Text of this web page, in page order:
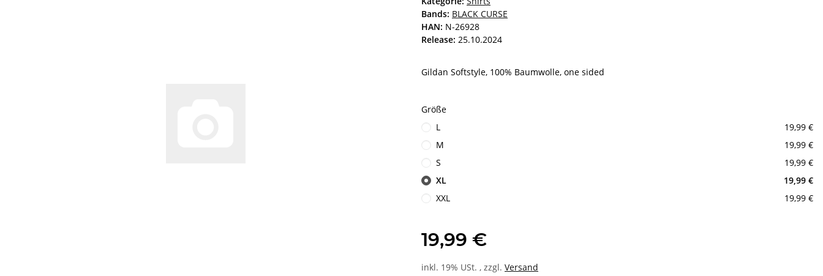
Bands: BLACK CURSE
HAN: N-26928
Release: 25.10.2024
Gildan Softstyle, 100% Baumwolle, one sided
Größe
L
19,99 €
M
19,99 €
S
19,99 €
XL
19,99 €
XXL
19,99 €
19,99 €
inkl. 19% USt. , zzgl. Versand